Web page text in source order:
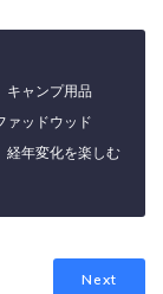
キャンプ用品
ァッドウッド
経年変化を楽しむ
Next